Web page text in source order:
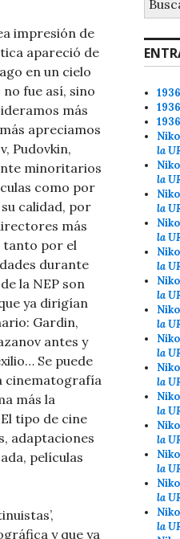
impresión de
apareció de
en un cielo
fue así, sino
más
apreciamos
Pudovkin,
minoritarios
como por
calidad, por
más
tanto por el
durante
la NEP son
ya dirigían
Gardin,
antes y
Se puede
cinematografía
más la
tipo de cine
adaptaciones
películas
y que ya
la
la
la
la
la
la
la
la
la
la
la
la
la
la